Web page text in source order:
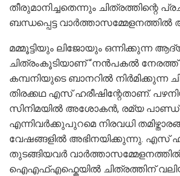
തീരുമാനിച്ചതെന്നും ചിത്രത്തിന്റെ
ബന്ധപ്പെട്ട
മമ്മൂട്ടിയും ലിജോയും ഒന്നിക്കുന്ന
ചിത്രംകൂടിയാണ് “നൻപകൽ നേരത്ത്
കമ്പനിയുടെ ബാനറിൽ നിർമിക്കുന്ന
തിരക്കഥ എസ് ഹരീഷിന്റേതാണ്.
സിനിമയിൽ അശോകൻ, രമ്യ
എന്നിവർക്കുപുറമെ നിരവധി
വേഷങ്ങളിൽ അഭിനയിക്കുന്നു.
തുടങ്ങിയവർ
ഐഎഫ്എഫ്കെയിൽ ചിത്രത്തിന്